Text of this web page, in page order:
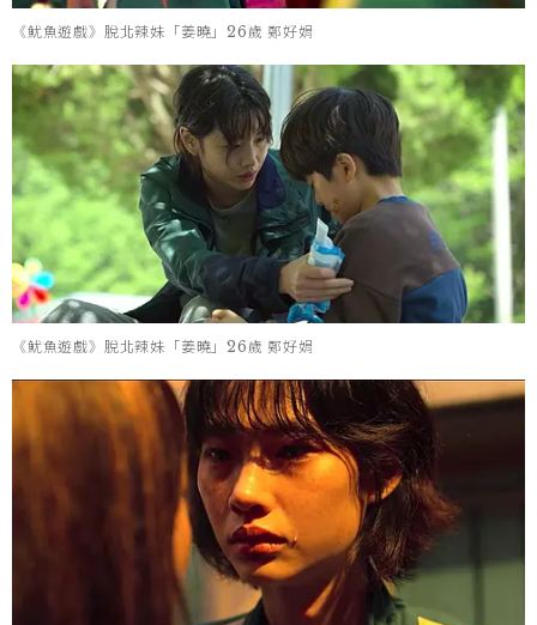
《魷魚遊戲》脫北辣妹「姜曉」26歲 鄭好娟
《魷魚遊戲》脫北辣妹「姜曉」26歲 鄭好娟